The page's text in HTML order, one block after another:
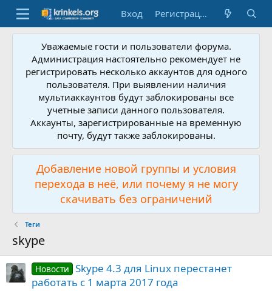
Вход Регистрация
Уважаемые гости и пользователи форума.
Администрация настоятельно рекомендует не
регистрировать несколько аккаунтов для одного
пользователя. При выявлении наличия
мультиаккаунтов будут заблокированы все
учетные записи данного пользователя.
Аккаунты, зарегистрированные на временную
почту, будут также заблокированы.
Добавление новой группы и условия
перехода в неё, или почему я не могу
скачивать без ограничений
Теги
skype
Новости Skype 4.3 для Linux перестанет
работать c 1 марта 2017 года